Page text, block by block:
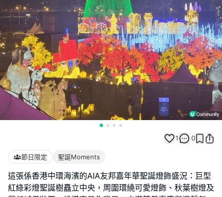
1 0
節日限定 聖誕Moments
這張係香港中環海濱的AIA友邦嘉年華聖誕燈飾盛況：巨型
紅綠彩燈聖誕樹矗立中央，周圍環繞可愛燈飾、秋葉樹燈及